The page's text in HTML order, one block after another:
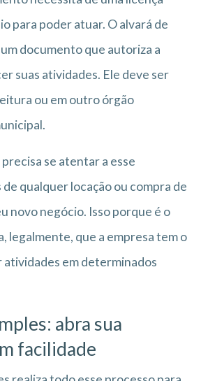
para poder atuar. O alvará de
documento que autoriza a
suas atividades. Ele deve ser
ou em outro órgão
se atentar a esse
qualquer locação ou compra de
novo negócio. Isso porque é o
legalmente, que a empresa tem o
em determinados
abra sua
facilidade